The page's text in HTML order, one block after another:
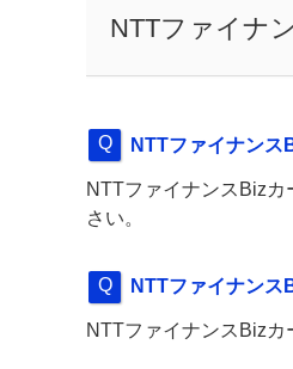
NTTファイナ
NTTファイナンス
NTTファイナンスBiz
さい。
NTTファイナンス
NTTファイナンスBizカ